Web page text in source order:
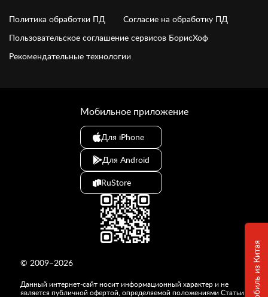
Политика обработки ПД
Согласие на обработку ПД
Пользовательское соглашение сервисов БорисХоф
Рекомендательные технологии
© 2009–2026
Данный интернет-сайт носит информационный характер и не
является публичной офертой, определяемой положениями Статьи
Мобильное приложение
Для iPhone
Для Android
RuStore